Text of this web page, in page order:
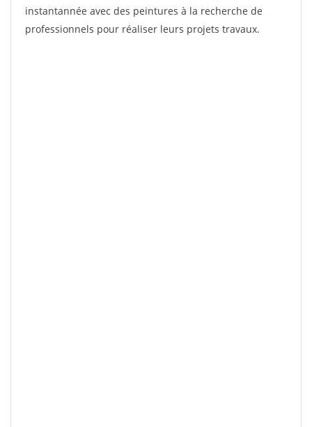
instantannée avec des peintures à la recherche de
professionnels pour réaliser leurs projets travaux.